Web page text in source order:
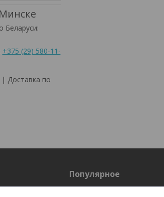
Беларуси:
+375 (29) 580-11-
Доставка по
Популярное